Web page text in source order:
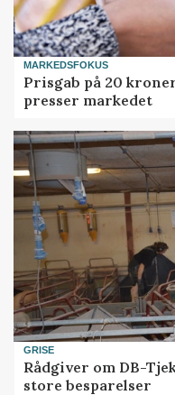
MARKEDSFOKUS
Prisgab på 20
presser markedet
GRISE
Rådgiver om DB-
store besparelser